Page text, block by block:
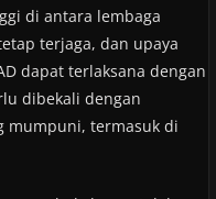
di antara lembaga
terjaga, dan upaya
dapat terlaksana dengan
dibekali dengan
mumpuni, termasuk di